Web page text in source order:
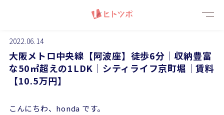
メニ
2022.06.14
大阪メトロ中央線【阿波座】徒歩6分｜収納豊富
な50㎡超えの1LDK｜シティライフ京町堀｜賃料
【10.5万円】
こんにちわ、honda です。